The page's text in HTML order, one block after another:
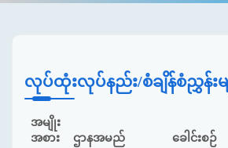
လုပ်ထုံးလုပ်နည်း/စံချိန်စံညွှန်းမ
အမျိုး
အစား
ဌာနအမည် ခေါင်းစဉ်